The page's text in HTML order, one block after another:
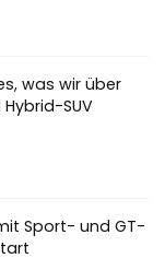
was wir über
SUV
Sport- und GT-